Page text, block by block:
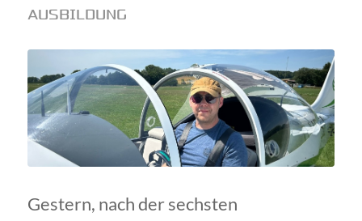
AUSBILDUNG
Gestern, nach der sechsten